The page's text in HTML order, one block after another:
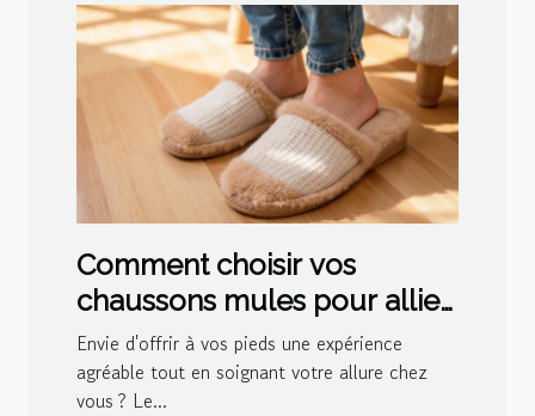
Comment choisir vos
chaussons mules pour allier
confort et style ?
Envie d'offrir à vos pieds une expérience
agréable tout en soignant votre allure chez
vous ? Le...